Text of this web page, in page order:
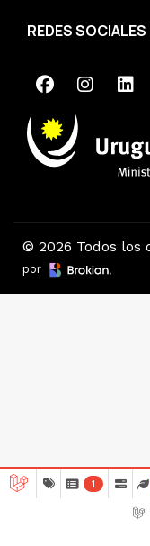
REDES SOCIALES
© 2026 Todos los
por
1